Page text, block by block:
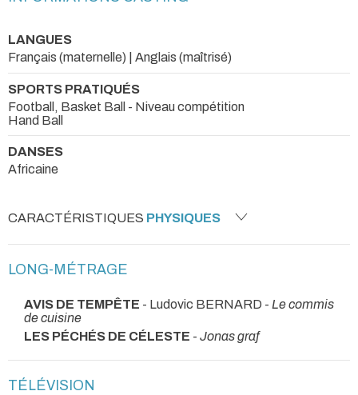
LANGUES
Français (maternelle) | Anglais (maîtrisé)
SPORTS PRATIQUÉS
Football, Basket Ball - Niveau compétition
Hand Ball
DANSES
Africaine
CARACTÉRISTIQUES PHYSIQUES
LONG-MÉTRAGE
AVIS DE TEMPÊTE - Ludovic BERNARD - Le commis
de cuisine
LES PÉCHÉS DE CÉLESTE - Jonas graf
TÉLÉVISION